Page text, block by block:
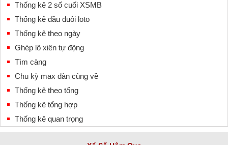
Thống kê 2 số cuối XSMB
Thống kê đầu đuôi loto
Thống kê theo ngày
Ghép lô xiên tự động
Tìm càng
Chu kỳ max dàn cùng về
Thống kê theo tổng
Thống kê tổng hợp
Thống kê quan trọng